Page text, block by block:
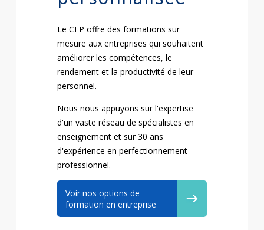
Le CFP offre des formations sur
mesure aux entreprises qui souhaitent
améliorer les compétences, le
rendement et la productivité de leur
personnel.
Nous nous appuyons sur l'expertise
d'un vaste réseau de spécialistes en
enseignement et sur 30 ans
d'expérience en perfectionnement
professionnel.
Voir nos options de
formation en entreprise